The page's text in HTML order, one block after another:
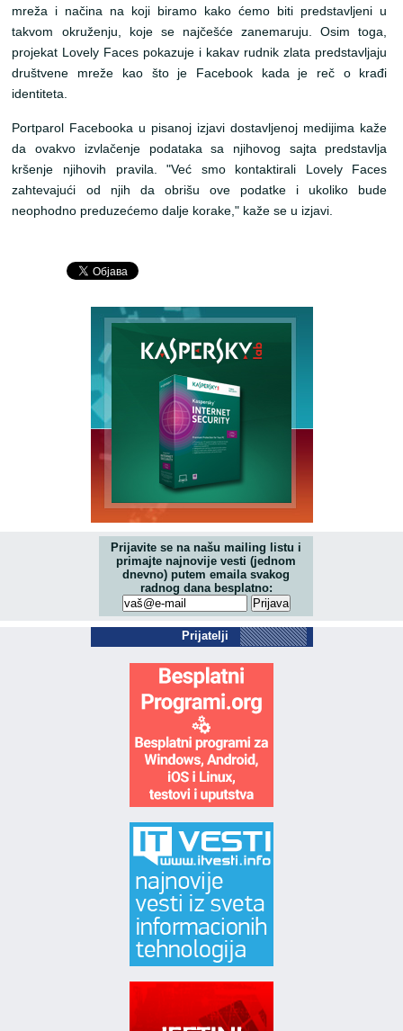
mreža i načina na koji biramo kako ćemo biti predstavljeni u
takvom okruženju, koje se najčešće zanemaruju. Osim toga,
projekat Lovely Faces pokazuje i kakav rudnik zlata predstavljaju
društvene mreže kao što je Facebook kada je reč o krađi
identiteta.
Portparol Facebooka u pisanoj izjavi dostavljenoj medijima kaže
da ovakvo izvlačenje podataka sa njihovog sajta predstavlja
kršenje njihovih pravila. "Već smo kontaktirali Lovely Faces
zahtevajući od njih da obrišu ove podatke i ukoliko bude
neophodno preduzećemo dalje korake," kaže se u izjavi.
Prijavite se na našu mailing listu i
primajte najnovije vesti (jednom
dnevno) putem emaila svakog
radnog dana besplatno:
Prijatelji